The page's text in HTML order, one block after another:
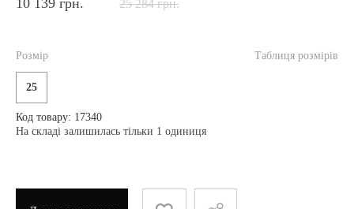
10 139 грн. 25 284 грн.
Таблиця розмірів
Розмір
25
Код товару: 17340
На складі залишилась тільки 1 одиниця